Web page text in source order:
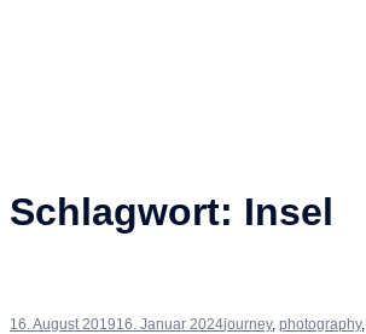
Schlagwort: Insel
16. August 201916. Januar 2024journey, photography,